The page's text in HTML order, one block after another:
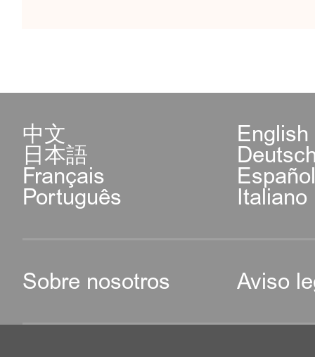
中文 English
日本語
Français
Português Italiano
Sobre nosotros Aviso